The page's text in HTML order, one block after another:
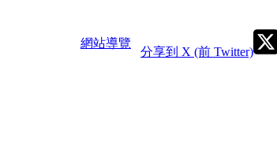
網站導覽
分享到 X (前 Twitter)